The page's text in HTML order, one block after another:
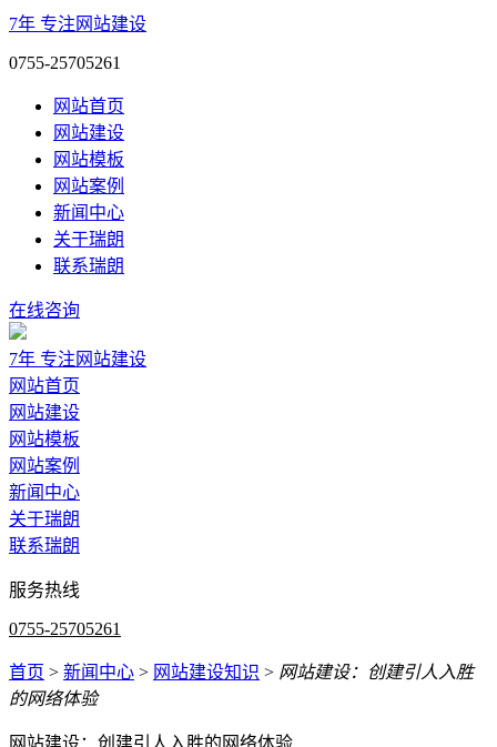
7年 专注网站建设
0755-25705261
网站首页
网站建设
网站模板
网站案例
新闻中心
关于瑞朗
联系瑞朗
在线咨询
7年 专注网站建设
网站首页
网站建设
网站模板
网站案例
新闻中心
关于瑞朗
联系瑞朗
服务热线
0755-25705261
首页 > 新闻中心 > 网站建设知识 > 网站建设：创建引人入胜
的网络体验
网站建设：创建引人入胜的网络体验